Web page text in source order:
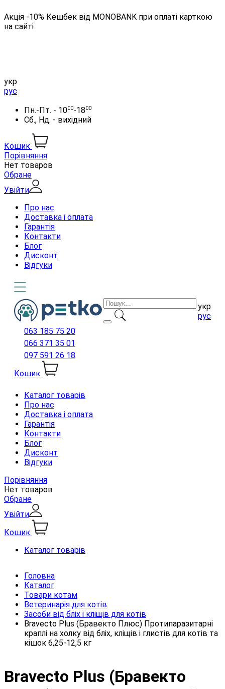
Акція -10% Кешбек від MONOBANK при оплаті карткою
на сайті
укр
рус
Пн.-Пт. - 1000-1800
Сб., Нд. - вихідний
Кошик
Порівняння
Нет товаров
Обране
Увійти
Про нас
Доставка і оплата
Гарантія
Контакти
Блог
Дисконт
Відгуки
укр
рус
063 185 75 20
066 371 35 01
097 591 26 18
Кошик
Каталог товарів
Про нас
Доставка і оплата
Гарантія
Контакти
Блог
Дисконт
Відгуки
Порівняння
Нет товаров
Обране
Увійти
Кошик
Каталог товарів
Головна
Каталог
Товари котам
Ветеринарія для котів
Засоби від бліх і кліщів для котів
Bravecto Plus (Бравекто Плюс) Протипаразитарні
краплі на холку від бліх, кліщів і глистів для котів та
кішок 6,25-12,5 кг
Bravecto Plus (Бравекто